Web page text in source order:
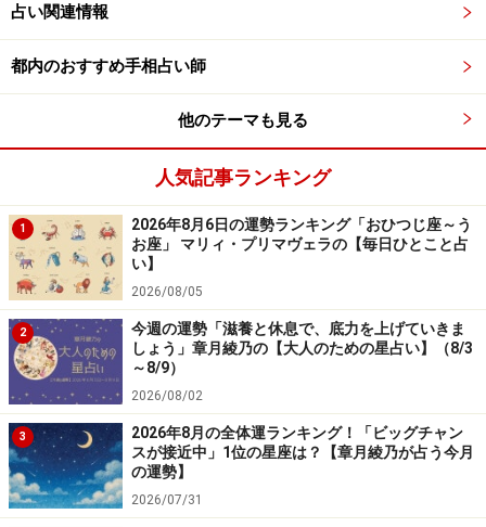
占い関連情報
都内のおすすめ手相占い師
他のテーマも見る
人気記事ランキング
1
2026年8月6日の運勢ランキング「おひつじ座～う
お座」 マリィ・プリマヴェラの【毎日ひとこと占
い】
2026/08/05
2
今週の運勢「滋養と休息で、底力を上げていきま
しょう」章月綾乃の【大人のための星占い】（8/3
～8/9）
2026/08/02
3
2026年8月の全体運ランキング！「ビッグチャン
スが接近中」1位の星座は？【章月綾乃が占う今月
の運勢】
2026/07/31